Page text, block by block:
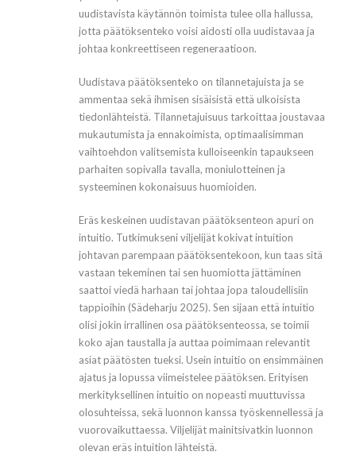
uudistavista käytännön toimista tulee olla hallussa,
jotta päätöksenteko voisi aidosti olla uudistavaa ja
johtaa konkreettiseen regeneraatioon.
Uudistava päätöksenteko on tilannetajuista ja se
ammentaa sekä ihmisen sisäisistä että ulkoisista
tiedonlähteistä. Tilannetajuisuus tarkoittaa joustavaa
mukautumista ja ennakoimista, optimaalisimman
vaihtoehdon valitsemista kulloiseenkin tapaukseen
parhaiten sopivalla tavalla, moniulotteinen ja
systeeminen kokonaisuus huomioiden.
Eräs keskeinen uudistavan päätöksenteon apuri on
intuitio. Tutkimukseni viljelijät kokivat intuition
johtavan parempaan päätöksentekoon, kun taas sitä
vastaan tekeminen tai sen huomiotta jättäminen
saattoi viedä harhaan tai johtaa jopa taloudellisiin
tappioihin (Sädeharju 2025). Sen sijaan että intuitio
olisi jokin irrallinen osa päätöksenteossa, se toimii
koko ajan taustalla ja auttaa poimimaan relevantit
asiat päätösten tueksi. Usein intuitio on ensimmäinen
ajatus ja lopussa viimeistelee päätöksen. Erityisen
merkityksellinen intuitio on nopeasti muuttuvissa
olosuhteissa, sekä luonnon kanssa työskennellessä ja
vuorovaikuttaessa. Viljelijät mainitsivatkin luonnon
olevan eräs intuition lähteistä.